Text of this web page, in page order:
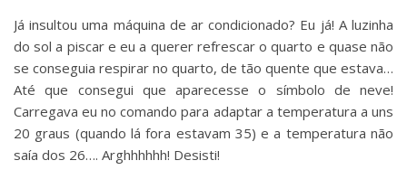
Já insultou uma máquina de ar condicionado? Eu já! A luzinha
do sol a piscar e eu a querer refrescar o quarto e quase não
se conseguia respirar no quarto, de tão quente que estava…
Até que consegui que aparecesse o símbolo de neve!
Carregava eu no comando para adaptar a temperatura a uns
20 graus (quando lá fora estavam 35) e a temperatura não
saía dos 26…. Arghhhhhh! Desisti!